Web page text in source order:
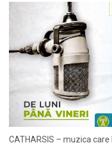
CATHARSIS – muzica